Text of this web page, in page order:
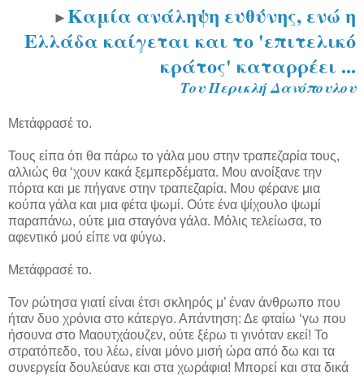
►Καμία ανάληψη ευθύνης, ενώ η
Ελλάδα καίγεται και το 'επιτελικό
κράτος' καταρρέει ...
Του Περικλή Δανόπουλου
Μετάφρασέ το.
Τους είπα ότι θα πάρω το γάλα μου στην τραπεζαρία τους,
αλλιώς θα ‘χουν κακά ξεμπερδέματα. Μου ανοίξανε την
πόρτα και με πήγανε στην τραπεζαρία. Μου φέρανε μια
κούπα γάλα και μια φέτα ψωμί. Ούτε ένα ψίχουλο ψωμί
παραπάνω, ούτε μια σταγόνα γάλα. Μόλις τελείωσα, το
αφεντικό μού είπε να φύγω.
Μετάφρασέ το.
Τον ρώτησα γιατί είναι έτσι σκληρός μ’ έναν άνθρωπο που
ήταν δυο χρόνια στο κάτεργο. Απάντηση: Δε φταίω ‘γω που
ήσουνα στο Μαουτχάουζεν, ούτε ξέρω τι γινόταν εκεί! Το
στρατόπεδο, του λέω, είναι μόνο μισή ώρα από δω και τα
συνεργεία δουλεύανε και στα χωράφια! Μπορεί και στα δικά